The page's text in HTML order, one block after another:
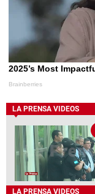
LA PRENSA VIDEOS
LA PRENSA VIDEOS